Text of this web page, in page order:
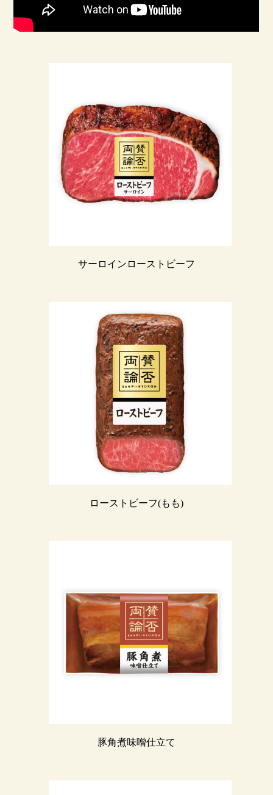
サーロインローストビーフ
ローストビーフ(もも)
豚角煮味噌仕立て